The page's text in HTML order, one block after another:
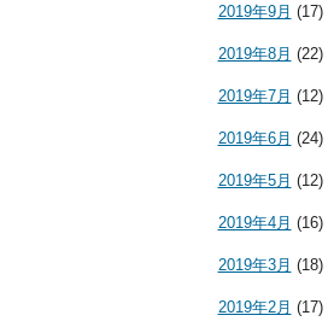
2019年9月 (17)
2019年8月 (22)
2019年7月 (12)
2019年6月 (24)
2019年5月 (12)
2019年4月 (16)
2019年3月 (18)
2019年2月 (17)